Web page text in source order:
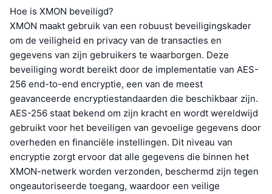
Hoe is XMON beveiligd?
XMON maakt gebruik van een robuust beveiligingskader
om de veiligheid en privacy van de transacties en
gegevens van zijn gebruikers te waarborgen. Deze
beveiliging wordt bereikt door de implementatie van AES-
256 end-to-end encryptie, een van de meest
geavanceerde encryptiestandaarden die beschikbaar zijn.
AES-256 staat bekend om zijn kracht en wordt wereldwijd
gebruikt voor het beveiligen van gevoelige gegevens door
overheden en financiële instellingen. Dit niveau van
encryptie zorgt ervoor dat alle gegevens die binnen het
XMON-netwerk worden verzonden, beschermd zijn tegen
ongeautoriseerde toegang, waardoor een veilige